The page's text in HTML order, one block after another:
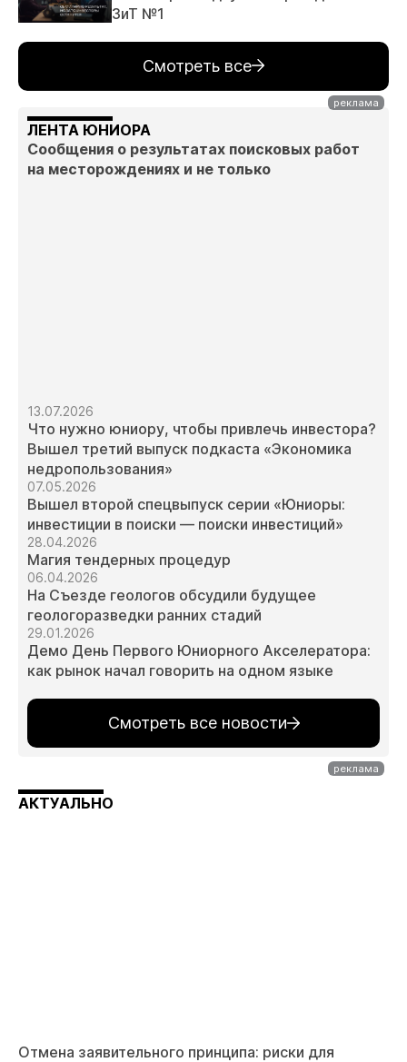
ЗиТ №1
Смотреть все
ЛЕНТА ЮНИОРА
Сообщения о результатах поисковых работ
на месторождениях и не только
13.07.2026
Что нужно юниору, чтобы привлечь инвестора?
Вышел третий выпуск подкаста «Экономика
недропользования»
07.05.2026
Вышел второй спецвыпуск серии «Юниоры:
инвестиции в поиски — поиски инвестиций»
28.04.2026
Магия тендерных процедур
06.04.2026
На Съезде геологов обсудили будущее
геологоразведки ранних стадий
29.01.2026
Демо День Первого Юниорного Акселератора:
как рынок начал говорить на одном языке
Смотреть все новости
АКТУАЛЬНО
Отмена заявительного принципа: риски для